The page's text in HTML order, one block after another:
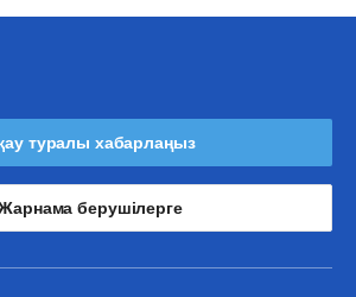
туралы хабарлаңыз
берушілерге